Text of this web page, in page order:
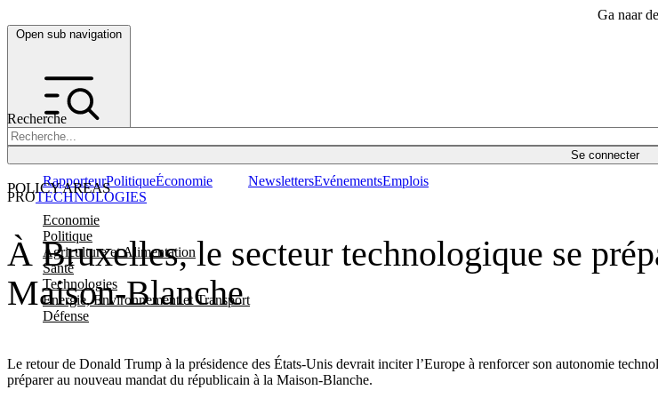
Ga naar
Open sub navigation
Recherche
Se connecter
POLICY AREAS
Economie
Politique
Agriculture et Alimentation
Santé
Technologies
Energie, Environnement et Transport
Défense
RapporteurPolitiqueÉconomie NewslettersEvénementsEmplois
À Bruxelles, le secteur technologique se
Maison-Blanche
Le retour de Donald Trump à la présidence des États-Unis devrait inciter l’Europe à renforcer son autonomie
préparer au nouveau mandat du républicain à la Maison-Blanche.
PROTECHNOLOGIES